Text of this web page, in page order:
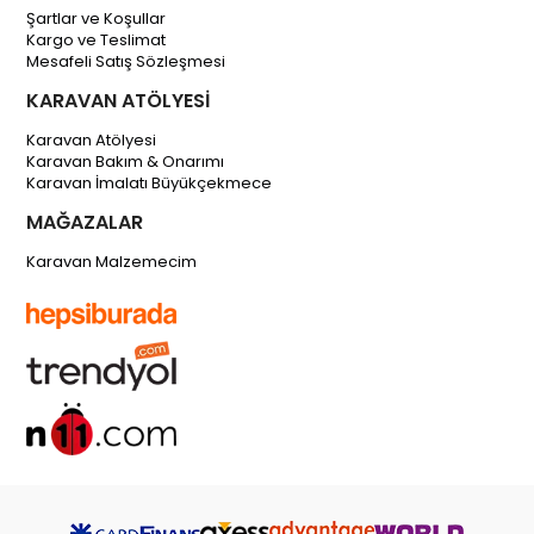
Şartlar ve Koşullar
Kargo ve Teslimat
Mesafeli Satış Sözleşmesi
KARAVAN ATÖLYESİ
Karavan Atölyesi
Karavan Bakım & Onarımı
Karavan İmalatı Büyükçekmece
MAĞAZALAR
Karavan Malzemecim